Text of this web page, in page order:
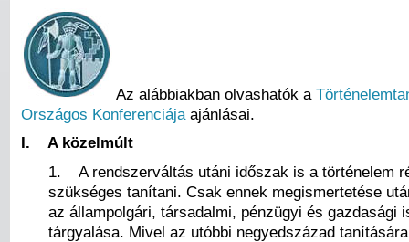
Az alábbiakban olvashatók a
Országos Konferenciája ajánlásai.
I. A közelmúlt
1. A rendszerváltás utáni időszak is a történelem
szükséges tanítani. Csak ennek megismertetése
az állampolgári, társadalmi, pénzügyi és gazdasági
tárgyalása. Mivel az utóbbi negyedszázad